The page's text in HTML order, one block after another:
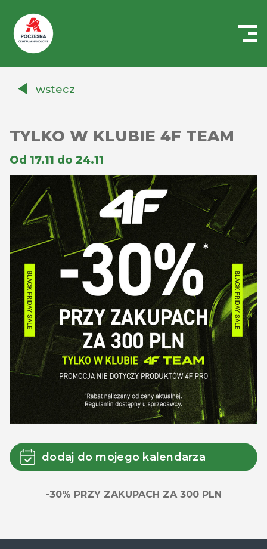
Auchanwstecz
TYLKO W KLUBIE 4F TEAM
Od 17.11 do 24.11
dodaj do mojego kalendarza
-30% PRZY ZAKUPACH ZA 300 PLN